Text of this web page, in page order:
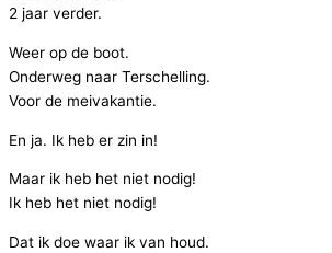
2 jaar verder.
Weer op de boot.
Onderweg naar Terschelling.
Voor de meivakantie.
En ja. Ik heb er zin in!
Maar ik heb het niet nodig!
Ik heb het niet nodig!
Dat ik doe waar ik van houd.